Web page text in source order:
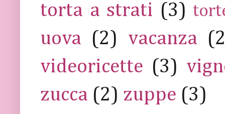
torta a strati (3)
uova (2) vacanza
videoricette (3)
zucca (2) zuppe (3)